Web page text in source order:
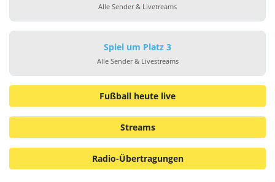
Alle Sender & Livetreams
Spiel um Platz 3
Alle Sender & Livestreams
Fußball heute live
Streams
Radio-Übertragungen